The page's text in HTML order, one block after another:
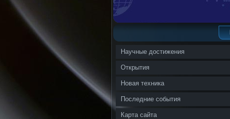
Научные достижения
Открытия
Новая техника
Последние события
Карта сайта